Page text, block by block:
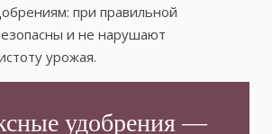
при правильной
и не нарушают
урожая.
удобрения —